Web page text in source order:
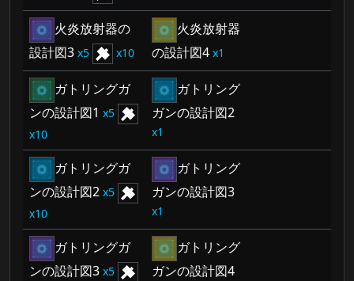
火炎放射器の
設計図3 5 10
火炎放射器
の設計図4
1
ガトリングガ
ンの設計図1
5
10
ガトリング
ガンの設計図2
1
ガトリングガ
ンの設計図2 5
10
ガトリング
ガンの設計図3
1
ガトリングガ
ンの設計図3 5
ガトリング
ガンの設計図4